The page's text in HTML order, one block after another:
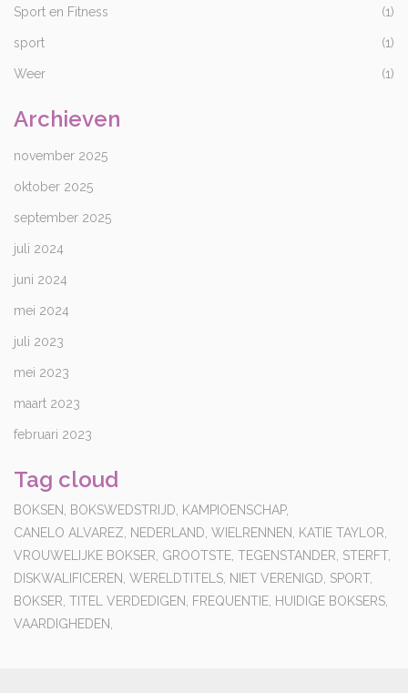
Sport en Fitness (1)
sport (1)
Weer (1)
Archieven
november 2025
oktober 2025
september 2025
juli 2024
juni 2024
mei 2024
juli 2023
mei 2023
maart 2023
februari 2023
Tag cloud
BOKSEN, BOKSWEDSTRIJD, KAMPIOENSCHAP,
CANELO ALVAREZ, NEDERLAND, WIELRENNEN, KATIE TAYLOR,
VROUWELIJKE BOKSER, GROOTSTE, TEGENSTANDER, STERFT,
DISKWALIFICEREN, WERELDTITELS, NIET VERENIGD, SPORT,
BOKSER, TITEL VERDEDIGEN, FREQUENTIE, HUIDIGE BOKSERS,
VAARDIGHEDEN,